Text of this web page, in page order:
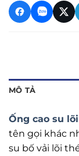
MÔ TẢ
Ống cao su
tên gọi khác
su bố vải lõi